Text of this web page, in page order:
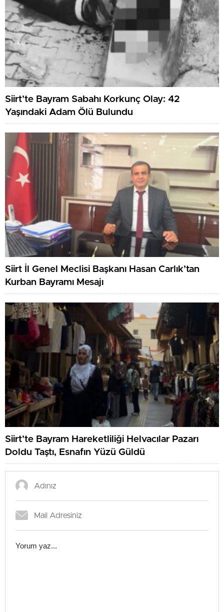
Siirt’te Bayram Sabahı Korkunç Olay: 42
Yaşındaki Adam Ölü Bulundu
Siirt İl Genel Meclisi Başkanı Hasan Carlık’tan
Kurban Bayramı Mesajı
Siirt’te Bayram Hareketliliği Helvacılar Pazarı
Doldu Taştı, Esnafın Yüzü Güldü